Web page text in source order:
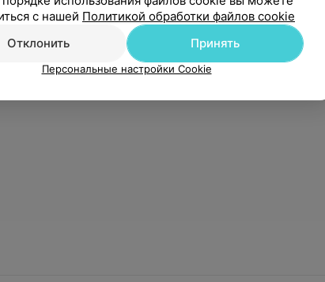
с нашей Политикой обработки файлов cookie
Отклонить
Принять
Персональные настройки Cookie